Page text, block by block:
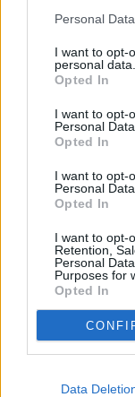
Personal
I want to opt-
personal data.
Opted In
I want to opt-
Personal Data.
Opted In
I want to opt-
Personal
Opted In
I want to opt-
Retention,
Personal
Purposes for
Opted In
Data